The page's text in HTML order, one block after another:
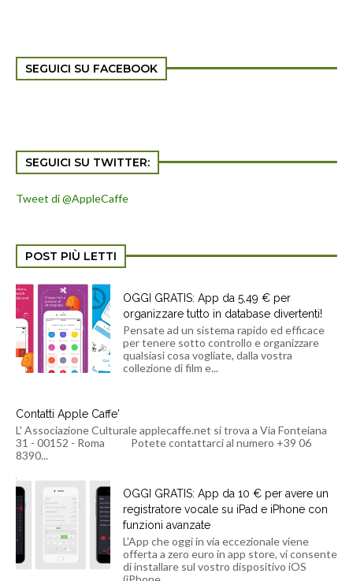
SEGUICI SU FACEBOOK
SEGUICI SU TWITTER:
Tweet di @AppleCaffe
POST PIÙ LETTI
OGGI GRATIS: App da 5,49 € per
organizzare tutto in database divertenti!
Pensate ad un sistema rapido ed efficace
per tenere sotto controllo e organizzare
qualsiasi cosa vogliate, dalla vostra
collezione di film e...
Contatti Apple Caffe'
L' Associazione Culturale applecaffe.net si trova a Via Fonteiana
31 - 00152 - Roma Potete contattarci al numero +39 06
8390...
OGGI GRATIS: App da 10 € per avere un
registratore vocale su iPad e iPhone con
funzioni avanzate
L'App che oggi in via eccezionale viene
offerta a zero euro in app store, vi consente
di installare sul vostro dispositivo iOS